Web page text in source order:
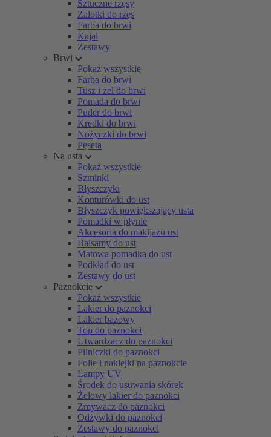
Sztuczne rzęsy
Zalotki do rzęs
Farba do brwi
Kajal
Zestawy
Brwi
Pokaż wszystkie
Farba do brwi
Tusz i żel do brwi
Pomada do brwi
Puder do brwi
Kredki do brwi
Nożyczki do brwi
Pęseta
Na usta
Pokaż wszystkie
Szminki
Błyszczyki
Konturówki do ust
Błyszczyk powiększający usta
Pomadki w płynie
Akcesoria do makijażu ust
Balsamy do ust
Matowa pomadka do ust
Podkład do ust
Zestawy do ust
Paznokcie
Pokaż wszystkie
Lakier do paznokci
Lakier bazowy
Top do paznokci
Utwardzacz do paznokci
Pilniczki do paznokci
Folie i naklejki na paznokcie
Lampy UV
Środek do usuwania skórek
Żelowy lakier do paznokci
Zmywacz do paznokci
Odżywki do paznokci
Zestawy do paznokci